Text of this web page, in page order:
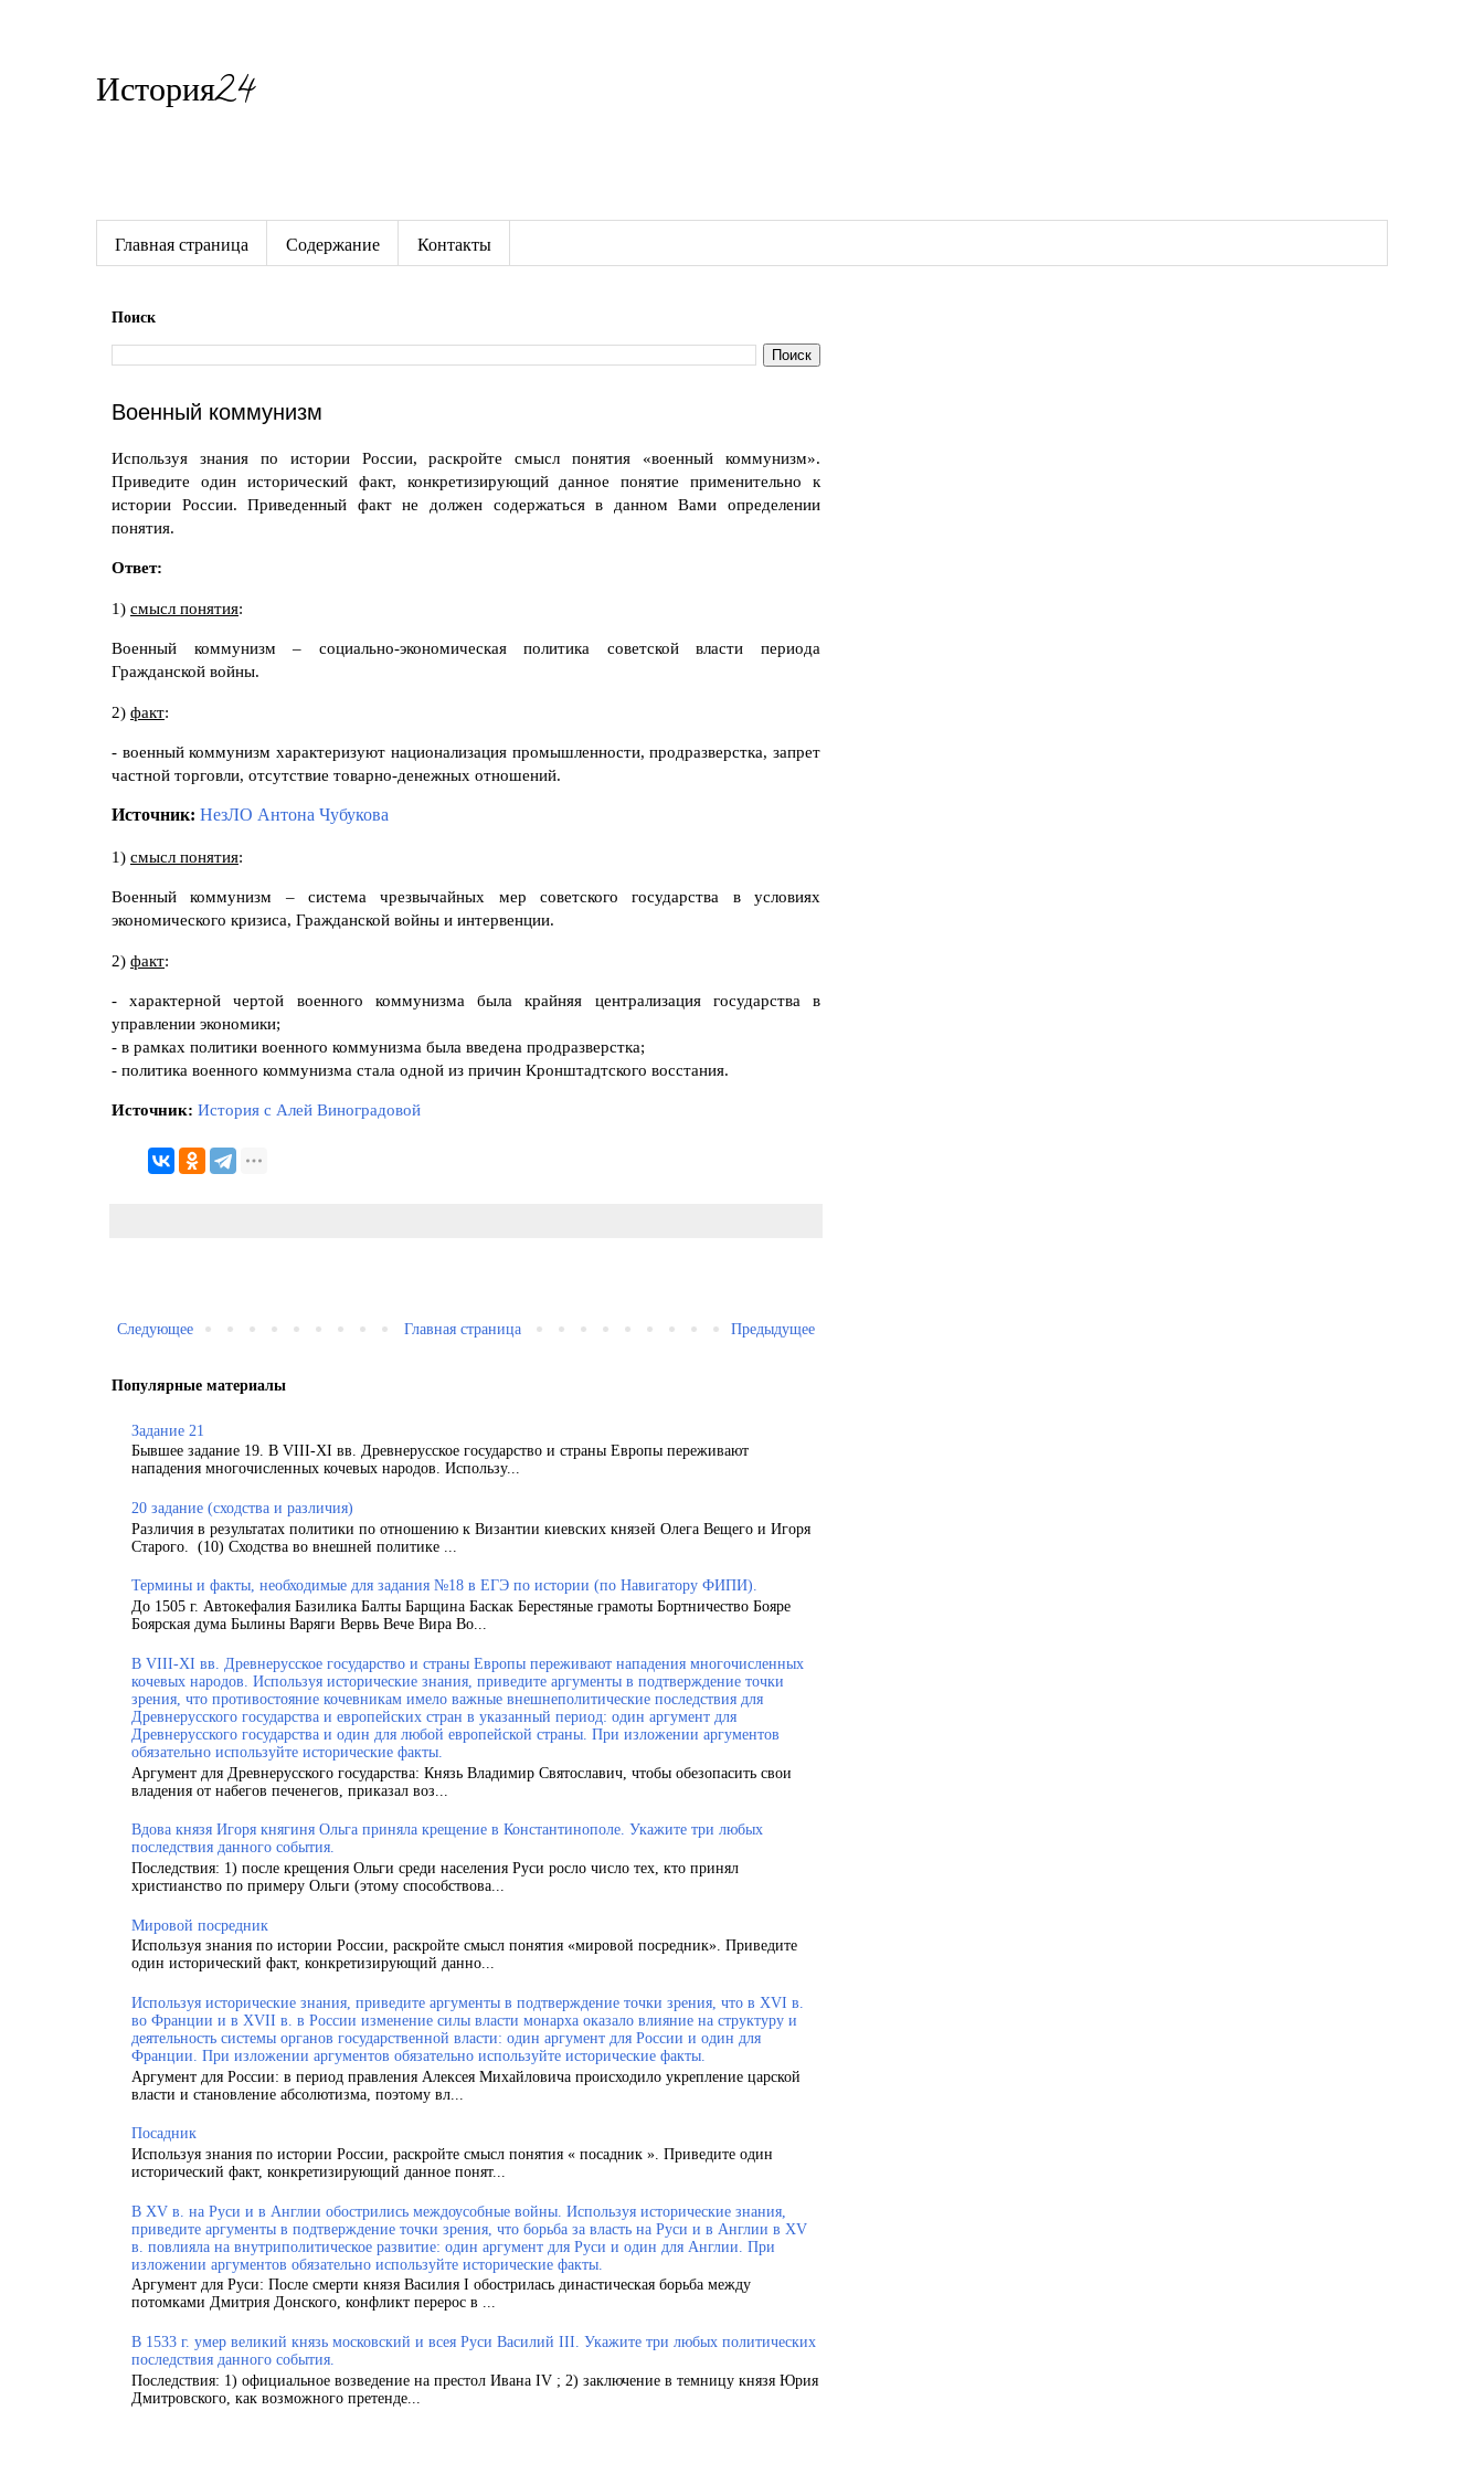
История24
Главная страница Содержание Контакты
Поиск
Военный коммунизм
Используя знания по истории России, раскройте смысл понятия «военный коммунизм».
Приведите один исторический факт, конкретизирующий данное понятие применительно к
истории России. Приведенный факт не должен содержаться в данном Вами определении
понятия.
Ответ:
1) смысл понятия:
Военный коммунизм – социально-экономическая политика советской власти периода
Гражданской войны.
2) факт:
- военный коммунизм характеризуют национализация промышленности, продразверстка, запрет
частной торговли, отсутствие товарно-денежных отношений.
Источник: НезЛО Антона Чубукова
1) смысл понятия:
Военный коммунизм – система чрезвычайных мер советского государства в условиях
экономического кризиса, Гражданской войны и интервенции.
2) факт:
- характерной чертой военного коммунизма была крайняя централизация государства в
управлении экономики;
- в рамках политики военного коммунизма была введена продразверстка;
- политика военного коммунизма стала одной из причин Кронштадтского восстания.
Источник: История с Алей Виноградовой
Следующее Предыдущее
Главная страница
Популярные материалы
Задание 21
Бывшее задание 19. В VIII-XI вв. Древнерусское государство и страны Европы переживают
нападения многочисленных кочевых народов. Использу...
20 задание (сходства и различия)
Различия в результатах политики по отношению к Византии киевских князей Олега Вещего и Игоря
Старого. (10) Сходства во внешней политике ...
Термины и факты, необходимые для задания №18 в ЕГЭ по истории (по Навигатору ФИПИ).
До 1505 г. Автокефалия Базилика Балты Барщина Баскак Берестяные грамоты Бортничество Бояре
Боярская дума Былины Варяги Вервь Вече Вира Во...
В VIII-XI вв. Древнерусское государство и страны Европы переживают нападения многочисленных
кочевых народов. Используя исторические знания, приведите аргументы в подтверждение точки
зрения, что противостояние кочевникам имело важные внешнеполитические последствия для
Древнерусского государства и европейских стран в указанный период: один аргумент для
Древнерусского государства и один для любой европейской страны. При изложении аргументов
обязательно используйте исторические факты.
Аргумент для Древнерусского государства: Князь Владимир Святославич, чтобы обезопасить свои
владения от набегов печенегов, приказал воз...
Вдова князя Игоря княгиня Ольга приняла крещение в Константинополе. Укажите три любых
последствия данного события.
Последствия: 1) после крещения Ольги среди населения Руси росло число тех, кто принял
христианство по примеру Ольги (этому способствова...
Мировой посредник
Используя знания по истории России, раскройте смысл понятия «мировой посредник». Приведите
один исторический факт, конкретизирующий данно...
Используя исторические знания, приведите аргументы в подтверждение точки зрения, что в XVI в.
во Франции и в XVII в. в России изменение силы власти монарха оказало влияние на структуру и
деятельность системы органов государственной власти: один аргумент для России и один для
Франции. При изложении аргументов обязательно используйте исторические факты.
Аргумент для России: в период правления Алексея Михайловича происходило укрепление царской
власти и становление абсолютизма, поэтому вл...
Посадник
Используя знания по истории России, раскройте смысл понятия « посадник ». Приведите один
исторический факт, конкретизирующий данное понят...
В XV в. на Руси и в Англии обострились междоусобные войны. Используя исторические знания,
приведите аргументы в подтверждение точки зрения, что борьба за власть на Руси и в Англии в XV
в. повлияла на внутриполитическое развитие: один аргумент для Руси и один для Англии. При
изложении аргументов обязательно используйте исторические факты.
Аргумент для Руси: После смерти князя Василия I обострилась династическая борьба между
потомками Дмитрия Донского, конфликт перерос в ...
В 1533 г. умер великий князь московский и всея Руси Василий III. Укажите три любых политических
последствия данного события.
Последствия: 1) официальное возведение на престол Ивана IV ; 2) заключение в темницу князя Юрия
Дмитровского, как возможного претенде...